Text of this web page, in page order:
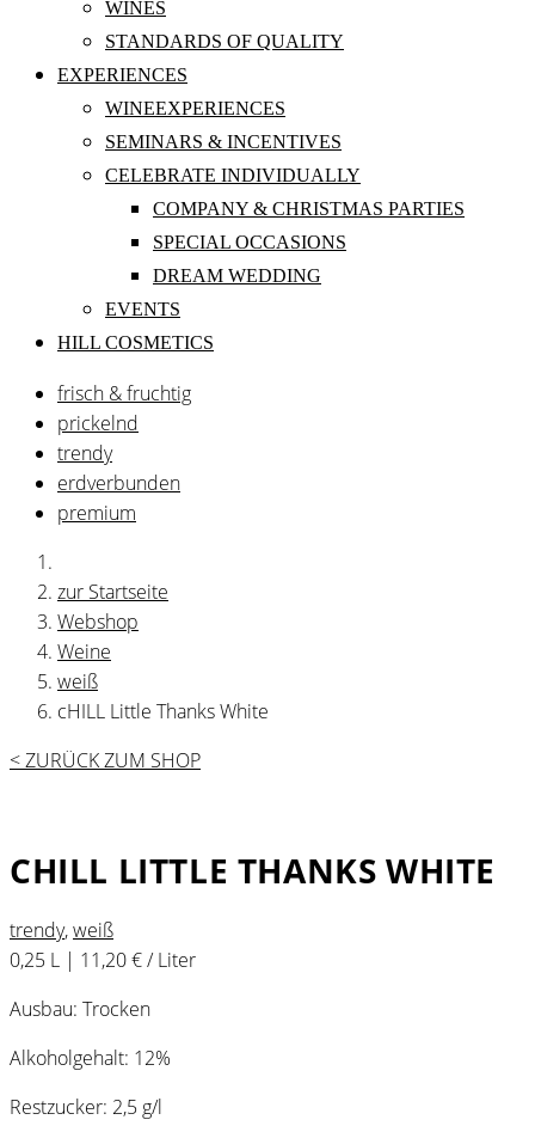
WINES
STANDARDS OF QUALITY
EXPERIENCES
WINEEXPERIENCES
SEMINARS & INCENTIVES
CELEBRATE INDIVIDUALLY
COMPANY & CHRISTMAS PARTIES
SPECIAL OCCASIONS
DREAM WEDDING
EVENTS
HILL COSMETICS
frisch & fruchtig
prickelnd
trendy
erdverbunden
premium
zur Startseite
Webshop
Weine
weiß
cHILL Little Thanks White
< ZURÜCK ZUM SHOP
CHILL LITTLE THANKS WHITE
trendy,weiß
0,25 L | 11,20 € / Liter
Ausbau: Trocken
Alkoholgehalt: 12%
Restzucker: 2,5 g/l